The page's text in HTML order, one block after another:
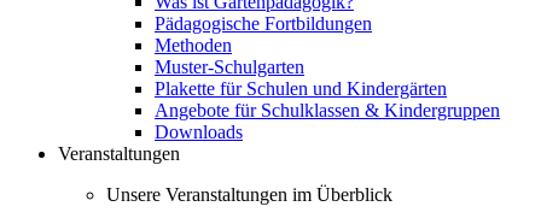
Pädagogische Fortbildungen
Methoden
Muster-Schulgarten
Plakette für Schulen und Kindergärten
Angebote für Schulklassen & Kindergruppen
Downloads
Veranstaltungen
Unsere Veranstaltungen im Überblick